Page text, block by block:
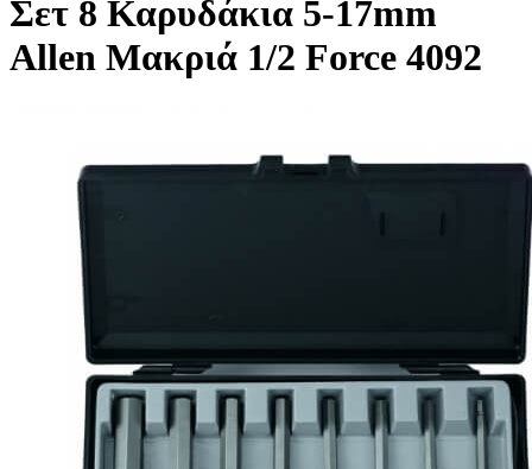
Σετ 8 Καρυδάκια 5-17mm
Allen Μακριά 1/2 Force 4092